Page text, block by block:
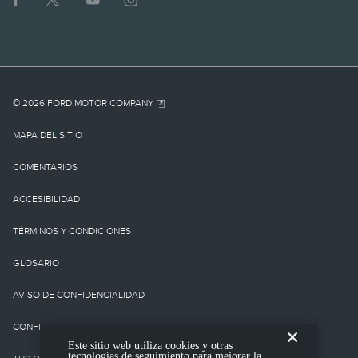
1.
cargo por
destino/entrega como
tampoco cargos o
impuestos
gubernamentales ni
cargos por
financiamiento, cargo de
procesamiento de la
tienda, cargo de
© 2026 FORD MOTOR COMPANY
MAPA DEL SITIO
COMENTARIOS
ACCESIBILIDAD
TÉRMINOS Y CONDICIONES
GLOSARIO
AVISO DE CONFIDENCIALIDAD
CONFIGURACIONES DE COOKIES
Este sitio web utiliza cookies y otras